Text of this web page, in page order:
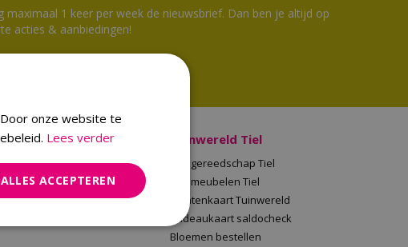
maximaal 1 keer per week de nieuwsbrief. Dan ben je altijd op
acties & aanbiedingen!
Malden
Malden
Tuinwereld
saldocheck
Tuinwereld Tiel
Tuingereedschap Tiel
Tuinmeubelen Tiel
Klantenkaart Tuinwereld
Cadeaukaart saldocheck
Bloemen bestellen
onze website te
Lees verder
ALLES ACCEPTEREN